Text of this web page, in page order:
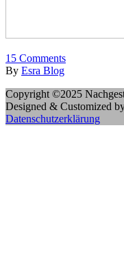
15 Comments
By Esra Blog
Copyright ©2025
Designed & Customized
Datenschutzerklärung